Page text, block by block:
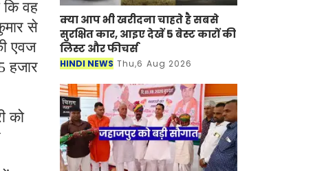
कि वह
से
एवज
हजार
को
क्या आप भी खरीदना चाहते है सबसे
सुरक्षित कार, आइए देखें 5 बेस्ट कारों की
लिस्ट और फीचर्स
HINDI NEWS Thu,6 Aug 2026